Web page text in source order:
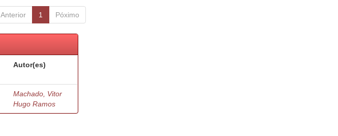
Anterior 1 Póximo
Autor(es)
Machado, Vitor
Hugo Ramos